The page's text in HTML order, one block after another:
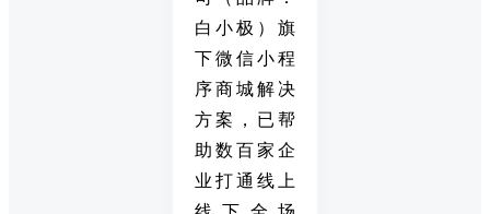
白小极）旗
下微信小程
序商城解决
方案，已帮
助数百家企
业打通线上